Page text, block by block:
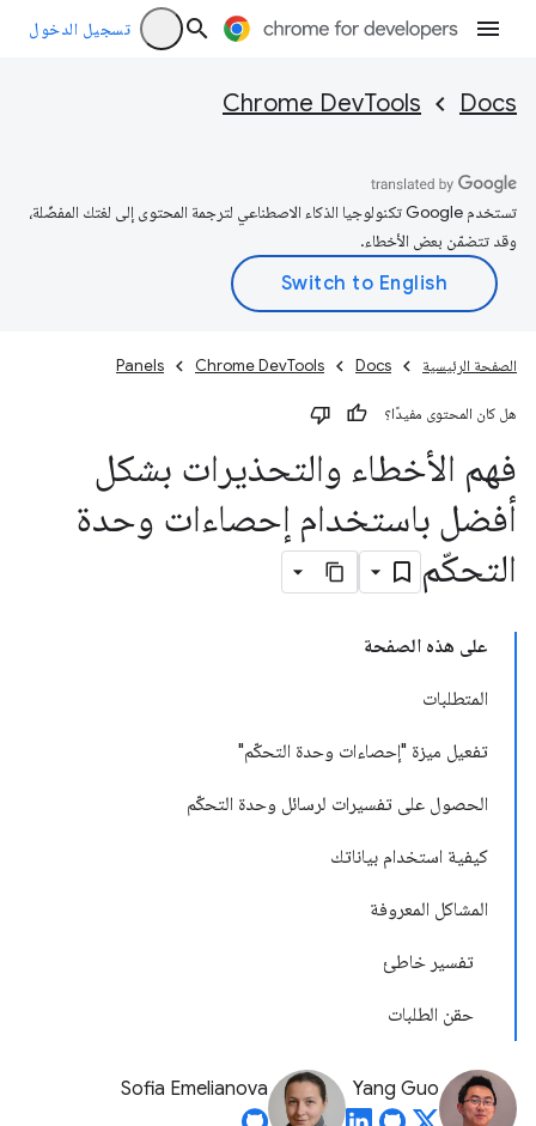
تسجيل الدخول
Docs
Chrome DevTools
تستخدم Google تكنولوجيا الذكاء الاصطناعي لترجمة المحتوى إلى لغتك المفضّلة،
وقد تتضمّن بعض الأخطاء.
الصفحة الرئيسية Docs
Chrome DevTools
Panels
هل كان المحتوى مفيدًا؟
فهم الأخطاء والتحذيرات بشكل
أفضل باستخدام إحصاءات وحدة
التحكّم
على هذه الصفحة
المتطلبات
تفعيل ميزة "إحصاءات وحدة التحكّم"
الحصول على تفسيرات لرسائل وحدة التحكّم
كيفية استخدام بياناتك
المشاكل المعروفة
تفسير خاطئ
حقن الطلبات
Yang Guo
Sofia Emelianova